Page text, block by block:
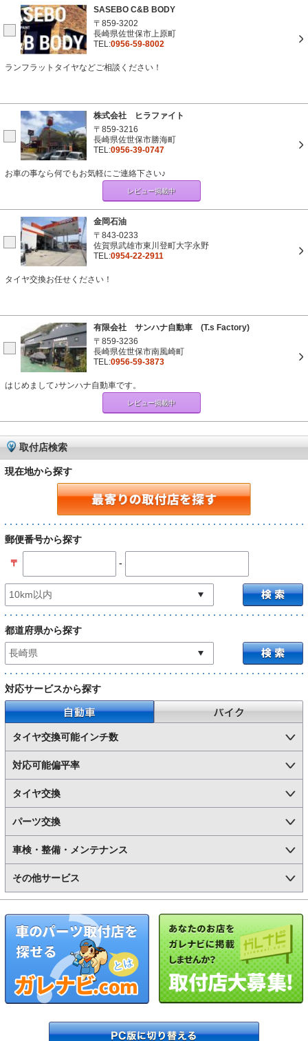
SASEBO C&B BODY
〒859-3202
長崎県佐世保市上原町
TEL:0956-59-8002
ランフラットタイヤなどご相談ください！
株式会社 ヒラファイト
〒859-3216
長崎県佐世保市勝海町
TEL:0956-39-0747
お車の事なら何でもお気軽にご連絡下さい♪
レビュー掲載中
金岡石油
〒843-0233
佐賀県武雄市東川登町大字永野
TEL:0954-22-2911
タイヤ交換お任せください！
有限会社 サンハナ自動車 (T.s Factory)
〒859-3236
長崎県佐世保市南風崎町
TEL:0956-59-3873
はじめまして♪サンハナ自動車です。
レビュー掲載中
取付店検索
現在地から探す
郵便番号から探す
〒 -
都道府県から探す
対応サービスから探す
自動車
タイヤ交換可能インチ数
対応可能偏平率
タイヤ交換
パーツ交換
車検・整備・メンテナンス
その他サービス